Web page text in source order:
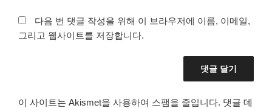
다음 번 댓글 작성을 위해 이 브라우저에 이름, 이메일,
그리고 웹사이트를 저장합니다.
이 사이트는 Akismet을 사용하여 스팸을 줄입니다. 댓글 데